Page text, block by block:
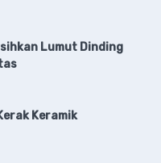
Lumut Dinding
Keramik